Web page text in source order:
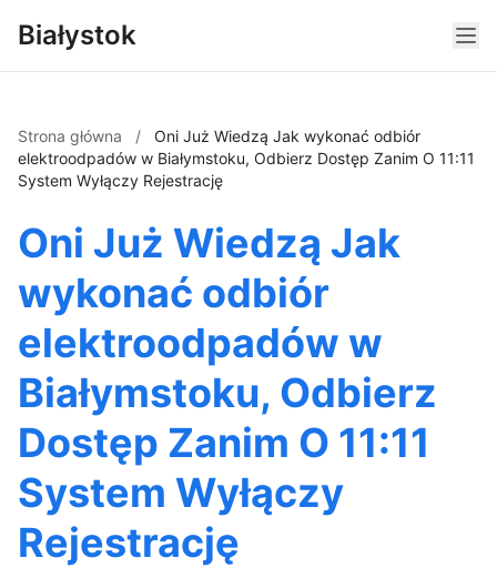
Białystok
Strona główna /
Oni Już Wiedzą Jak wykonać odbiór
elektroodpadów w Białymstoku, Odbierz Dostęp Zanim O 11:11
System Wyłączy Rejestrację
Oni Już Wiedzą Jak
wykonać odbiór
elektroodpadów w
Białymstoku, Odbierz
Dostęp Zanim O 11:11
System Wyłączy
Rejestrację